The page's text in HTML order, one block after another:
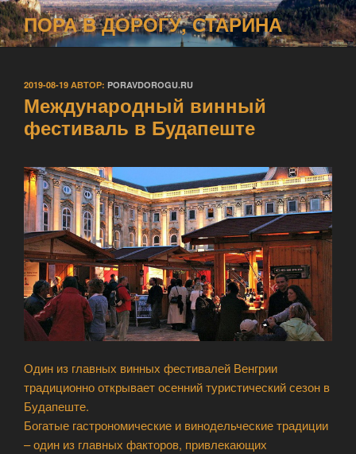
Перейти
к
содержимому
ПОРА В ДОРОГУ, СТАРИНА
ОПУБЛИКОВАНО
2019-08-19 АВТОР: PORAVDOROGU.RU
Международный винный
фестиваль в Будапеште
Один из главных винных фестивалей Венгрии
традиционно открывает осенний туристический сезон в
Будапеште.
Богатые гастрономические и винодельческие традиции
– один из главных факторов, привлекающих